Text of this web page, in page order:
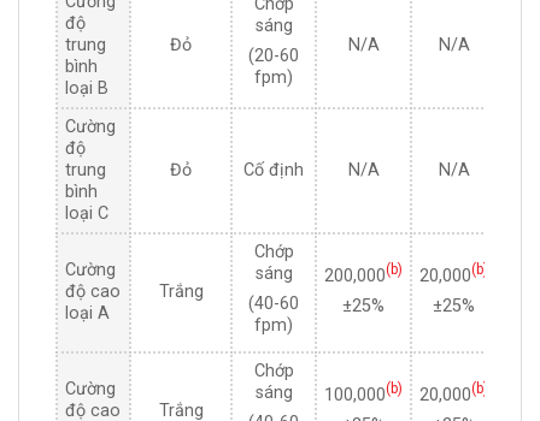
độ
trung
bình
loại B
Đỏ
Chớp
sáng
(20-60
fpm)
N/A N/A
Cường
độ
trung
bình
loại C
Đỏ Cố định N/A N/A
Cường
độ cao
loại A
Trắng
Chớp
sáng
(40-60
fpm)
200,000(b)
±25%
20,000(b)
±25%
Cường
độ cao
Trắng
Chớp
sáng
100,000(b) 20,000(b)